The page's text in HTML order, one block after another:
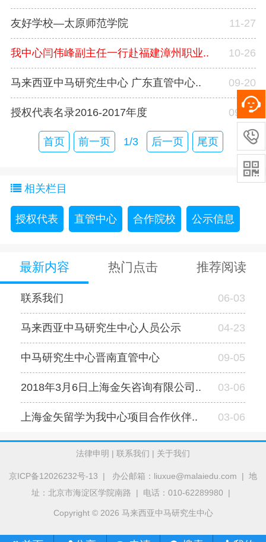
友好学校—太原师范学院 11-27
我中心闫伟峰副主任一行赴福建漳州职业.. 10-26
马来西亚中马研究生中心 广东直管中心.. 09-20
授权代表名录2016-2017年度 09-20
首页 前一页 1/3 后一页 尾页
相关栏目
授权代表 直管中心 合作院校 公示信息
最新内容 热门点击 推荐阅读
联系我们 06-03
马来西亚中马研究生中心人员公示 04-23
中马研究生中心晋南直管中心 09-05
2018年3月6日上海金矢咨询有限公司.. 03-06
上海金矢留学为我中心项目合作伙伴.. 03-06
法律申明 | 联系我们 | 关于我们
京ICP备12026232号-13 | 办公邮箱：liuxue@malaiedu.com | 地
址：北京市海淀区学院南路 | 电话：010-62289980 |
Copyright © 2026 马来西亚中马研究生中心

